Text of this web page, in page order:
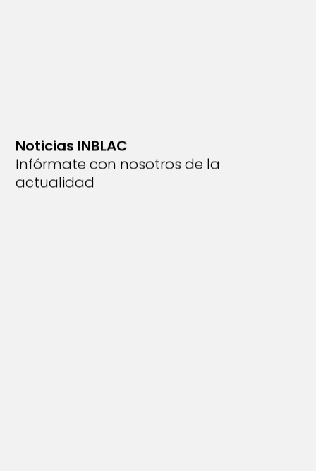
Noticias INBLAC
Infórmate con nosotros de la
actualidad